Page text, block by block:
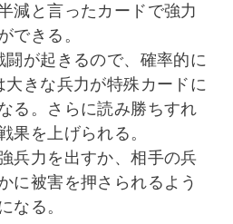
減と言ったカードで強力
できる。
が起きるので、確率的に
大きな兵力が特殊カードに
る。さらに読み勝ちすれ
果を上げられる。
兵力を出すか、相手の兵
に被害を押さられるよう
なる。